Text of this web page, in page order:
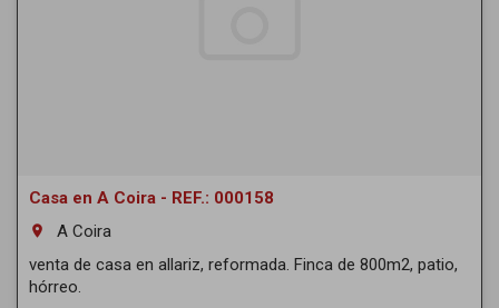
Casa en A Coira - REF.: 000158
room
A Coira
venta de casa en allariz, reformada. Finca de 800m2, patio,
hórreo.